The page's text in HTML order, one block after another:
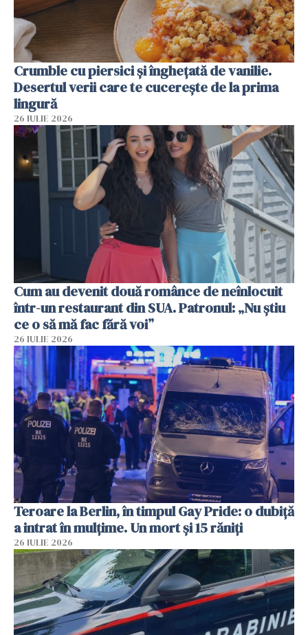
Crumble cu piersici și înghețată de vanilie.
Desertul verii care te cucerește de la prima
lingură
26 IULIE 2026
Cum au devenit două românce de neînlocuit
într-un restaurant din SUA. Patronul: „Nu știu
ce o să mă fac fără voi”
26 IULIE 2026
Teroare la Berlin, în timpul Gay Pride: o dubiță
a intrat în mulțime. Un mort și 15 răniți
26 IULIE 2026